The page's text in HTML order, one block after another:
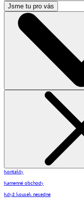
Jsme tu pro vás
Kontakty
Kamenné obchody
Když kousek nesedne